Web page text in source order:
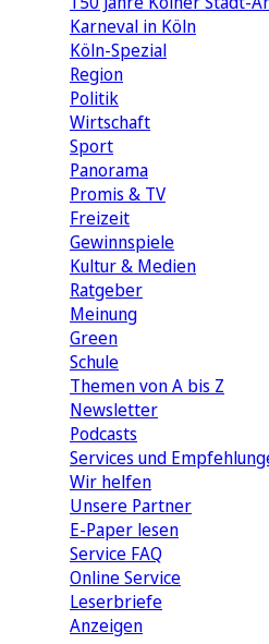
Karneval in Köln
Köln-Spezial
Region
Politik
Wirtschaft
Sport
Panorama
Promis & TV
Freizeit
Gewinnspiele
Kultur & Medien
Ratgeber
Meinung
Green
Schule
Themen von A bis Z
Newsletter
Podcasts
Services und
Wir helfen
Unsere Partner
E-Paper lesen
Service FAQ
Online Service
Leserbriefe
Anzeigen